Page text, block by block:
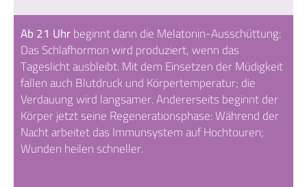
Ab 21 Uhrbeginnt dann die Melatonin-Ausschüttung:
Das Schlafhormon wird produziert, wenn das
Tageslicht ausbleibt. Mit dem Einsetzen der Müdigkeit
fallen auch Blutdruck und Körpertemperatur; die
Verdauung wird langsamer. Andererseits beginnt der
Körper jetzt seine Regenerationsphase: Während der
Nacht arbeitet das Immunsystem auf Hochtouren;
Wunden heilen schneller.